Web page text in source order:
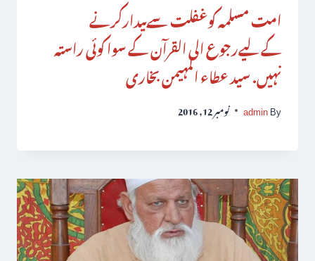
امت مسلمہ کوغفلت سےبیدارکرنے
کےلیےرجوع الی القرآن کے سوا کوئی راستہ
نہیں. سید عطاء المہیمن بخاری
By
admin نومبر 12, 2016